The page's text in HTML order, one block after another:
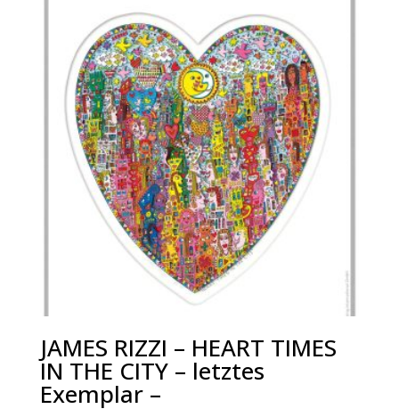
JAMES RIZZI – HEART TIMES
IN THE CITY – letztes
Exemplar –